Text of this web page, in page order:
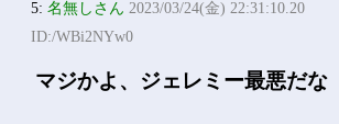
5:名無しさん 2023/03/24(金) 22:31:10.20
ID:/WBi2NYw0
マジかよ、ジェレミー最悪だな